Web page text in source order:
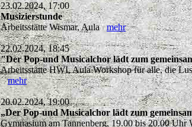
23.02.2024, 17:00
Musizierstunde
Arbeitsstätte Wismar, Aulamehr
22.02.2024, 18:45
"Der Pop-und Musicalchor lädt zum
Arbeitsstätte HWI, Aula Workshop für alle, die
mehr
20.02.2024, 19:00
„Der Pop-und Musicalchor lädt zum
Gymnasium am Tannenberg, 19.00 bis 20.00